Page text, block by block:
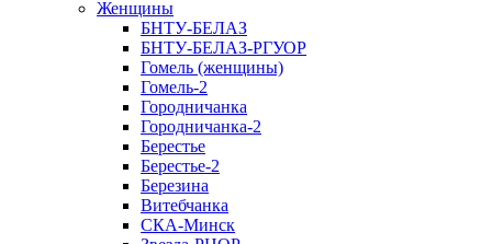
Женщины
БНТУ-БЕЛАЗ
БНТУ-БЕЛАЗ-РГУОР
Гомель (женщины)
Гомель-2
Городничанка
Городничанка-2
Берестье
Берестье-2
Березина
Витебчанка
СКА-Минск